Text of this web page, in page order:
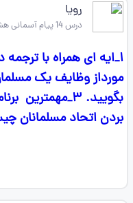
رویا
درس 14 پیام آسمانی هشتم
مورداز وظایف یک
بگویید.
بردن اتحاد مسلمانان